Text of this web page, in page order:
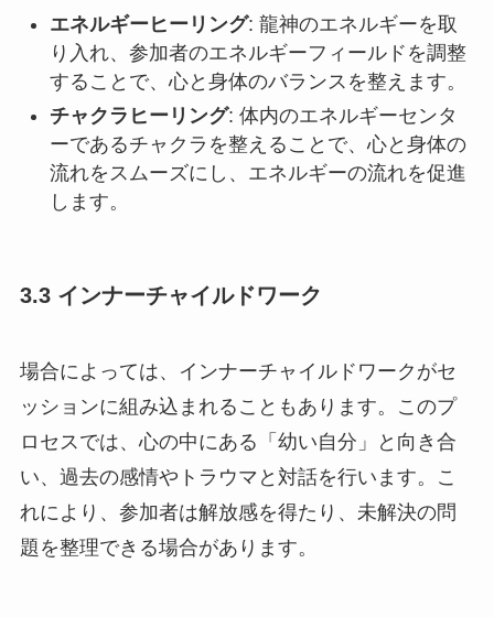
エネルギーヒーリング: 龍神のエネルギーを取
り入れ、参加者のエネルギーフィールドを調整
することで、心と身体のバランスを整えます。
チャクラヒーリング: 体内のエネルギーセンタ
ーであるチャクラを整えることで、心と身体の
流れをスムーズにし、エネルギーの流れを促進
します。
3.3 インナーチャイルドワーク
場合によっては、インナーチャイルドワークがセ
ッションに組み込まれることもあります。このプ
ロセスでは、心の中にある「幼い自分」と向き合
い、過去の感情やトラウマと対話を行います。こ
れにより、参加者は解放感を得たり、未解決の問
題を整理できる場合があります。